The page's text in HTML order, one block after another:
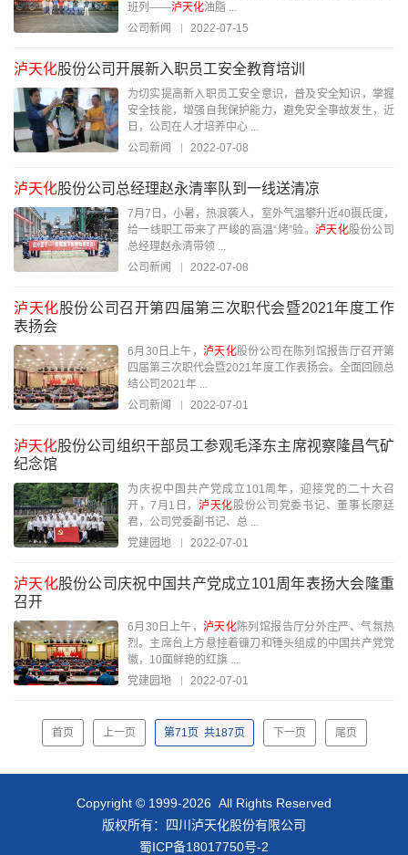
班列——泸天化油脂 ...
公司新闻
2022-07-15
泸天化股份公司开展新入职员工安全教育培训
为切实提高新入职员工安全意识，普及安全知识，掌握
安全技能，增强自我保护能力，避免安全事故发生，近
日，公司在人才培养中心 ...
公司新闻
2022-07-08
泸天化股份公司总经理赵永清率队到一线送清凉
7月7日，小暑，热浪袭人，室外气温攀升近40摄氏度，
给一线职工带来了严峻的高温“烤”验。 泸天化股份公司
总经理赵永清带领 ...
公司新闻
2022-07-08
泸天化股份公司召开第四届第三次职代会暨2021年度工作
表扬会
6月30日上午， 泸天化股份公司在陈列馆报告厅召开第
四届第三次职代会暨2021年度工作表扬会。全面回顾总
结公司2021年 ...
公司新闻
2022-07-01
泸天化股份公司组织干部员工参观毛泽东主席视察隆昌气矿
纪念馆
为庆祝中国共产党成立101周年，迎接党的二十大召
开，7月1日， 泸天化股份公司党委书记、董事长廖廷
君，公司党委副书记、总 ...
党建园地
2022-07-01
泸天化股份公司庆祝中国共产党成立101周年表扬大会隆重
召开
6月30日上午， 泸天化陈列馆报告厅分外庄严、气氛热
烈。主席台上方悬挂着镰刀和锤头组成的中国共产党党
徽，10面鲜艳的红旗 ...
党建园地
2022-07-01
首页 上一页 第71 页 共187 页 下一页 尾页
Copyright © 1999-2026 All Rights Reserved
版权所有：四川泸天化股份有限公司
蜀ICP备18017750号-2